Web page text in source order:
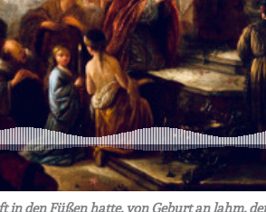
den Füßen hatte, von Geburt an lahm,